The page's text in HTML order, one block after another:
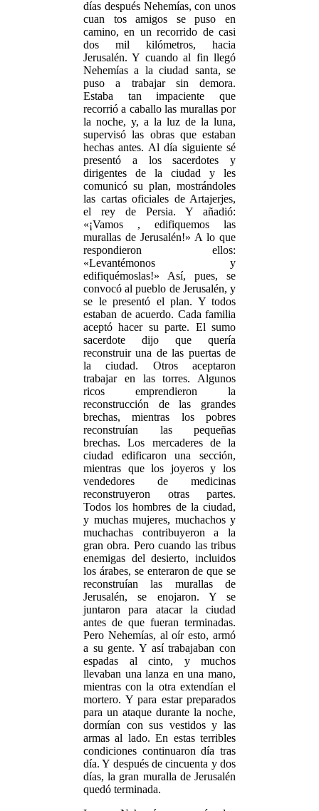
días después Nehemías, con unos
cuan tos amigos se puso en
camino, en un recorrido de casi
dos mil kilómetros, hacia
Jerusalén. Y cuando al fin llegó
Nehemías a la ciudad santa, se
puso a trabajar sin demora.
Estaba tan impaciente que
recorrió a caballo las murallas por
la noche, y, a la luz de la luna,
supervisó las obras que estaban
hechas antes. Al día siguiente sé
presentó a los sacerdotes y
dirigentes de la ciudad y les
comunicó su plan, mostrándoles
las cartas oficiales de Artajerjes,
el rey de Persia. Y añadió:
«¡Vamos , edifiquemos las
murallas de Jerusalén!» A lo que
respondieron ellos:
«Levantémonos y
edifiquémoslas!» Así, pues, se
convocó al pueblo de Jerusalén, y
se le presentó el plan. Y todos
estaban de acuerdo. Cada familia
aceptó hacer su parte. El sumo
sacerdote dijo que quería
reconstruir una de las puertas de
la ciudad. Otros aceptaron
trabajar en las torres. Algunos
ricos emprendieron la
reconstrucción de las grandes
brechas, mientras los pobres
reconstruían las pequeñas
brechas. Los mercaderes de la
ciudad edificaron una sección,
mientras que los joyeros y los
vendedores de medicinas
reconstruyeron otras partes.
Todos los hombres de la ciudad,
y muchas mujeres, muchachos y
muchachas contribuyeron a la
gran obra. Pero cuando las tribus
enemigas del desierto, incluidos
los árabes, se enteraron de que se
reconstruían las murallas de
Jerusalén, se enojaron. Y se
juntaron para atacar la ciudad
antes de que fueran terminadas.
Pero Nehemías, al oír esto, armó
a su gente. Y así trabajaban con
espadas al cinto, y muchos
llevaban una lanza en una mano,
mientras con la otra extendían el
mortero. Y para estar preparados
para un ataque durante la noche,
dormían con sus vestidos y las
armas al lado. En estas terribles
condiciones continuaron día tras
día. Y después de cincuenta y dos
días, la gran muralla de Jerusalén
quedó terminada.